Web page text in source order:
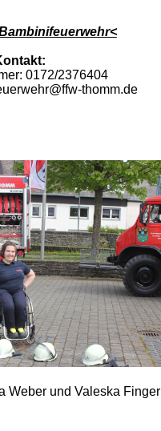
0172/2376404
thomm.de
Weber und Valeska Finger